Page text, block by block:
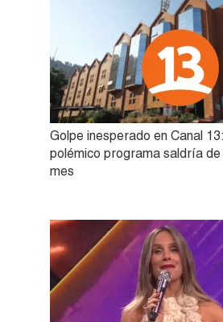
Golpe inesperado en Canal
polémico programa saldría
mes